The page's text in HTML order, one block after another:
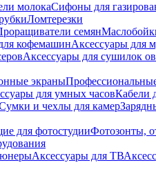
молокаСифоны для
Ломтерезки
семян
кофемашинАксессуары для
Аксессуары для сушилок
экраны
для умных часовКабели
и чехлы для камер
для фотостудииФотозонты,
Аксессуары для ТВ